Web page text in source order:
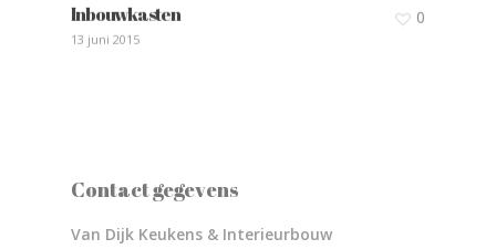
Inbouwkasten
13 juni 2015
0
Contact gegevens
Van Dijk Keukens & Interieurbouw